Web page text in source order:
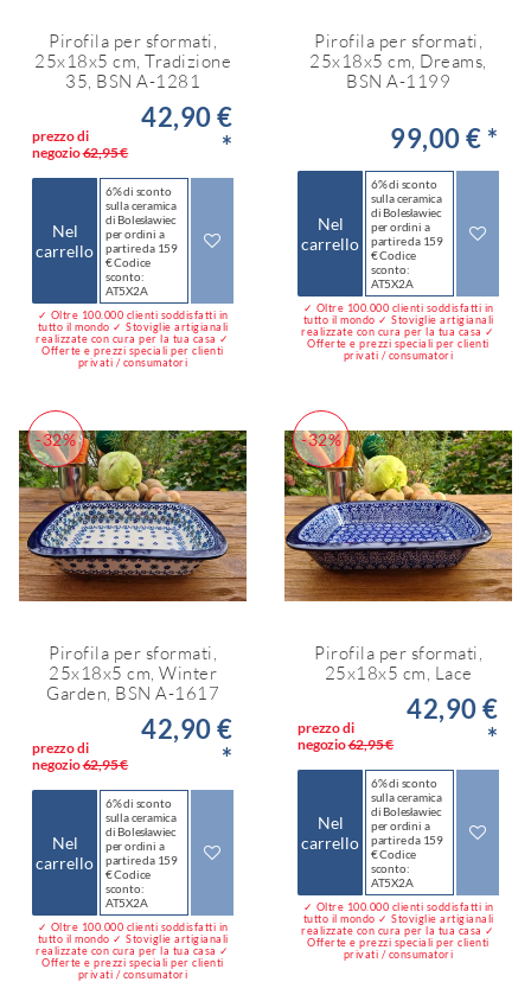
Pirofila per sformati,
25x18x5 cm, Tradizione
35, BSN A-1281
prezzo di
negozio62,95 €
42,90 €
*
Nel
carrello
6% di sconto
sulla ceramica
di Bolesławiec
per ordini a
partire da 159
€ Codice
sconto:
AT5X2A
✓ Oltre 100.000 clienti soddisfatti in
tutto il mondo ✓ Stoviglie artigianali
realizzate con cura per la tua casa ✓
Offerte e prezzi speciali per clienti
privati / consumatori
Pirofila per sformati,
25x18x5 cm, Dreams,
BSN A-1199
99,00 € *
Nel
carrello
6% di sconto
sulla ceramica
di Bolesławiec
per ordini a
partire da 159
€ Codice
sconto:
AT5X2A
✓ Oltre 100.000 clienti soddisfatti in
tutto il mondo ✓ Stoviglie artigianali
realizzate con cura per la tua casa ✓
Offerte e prezzi speciali per clienti
privati / consumatori
-32%
Pirofila per sformati,
25x18x5 cm, Winter
Garden, BSN A-1617
prezzo di
negozio62,95 €
42,90 €
*
Nel
carrello
6% di sconto
sulla ceramica
di Bolesławiec
per ordini a
partire da 159
€ Codice
sconto:
AT5X2A
✓ Oltre 100.000 clienti soddisfatti in
tutto il mondo ✓ Stoviglie artigianali
realizzate con cura per la tua casa ✓
Offerte e prezzi speciali per clienti
privati / consumatori
-32%
Pirofila per sformati,
25x18x5 cm, Lace
prezzo di
negozio62,95 €
42,90 €
*
Nel
carrello
6% di sconto
sulla ceramica
di Bolesławiec
per ordini a
partire da 159
€ Codice
sconto:
AT5X2A
✓ Oltre 100.000 clienti soddisfatti in
tutto il mondo ✓ Stoviglie artigianali
realizzate con cura per la tua casa ✓
Offerte e prezzi speciali per clienti
privati / consumatori